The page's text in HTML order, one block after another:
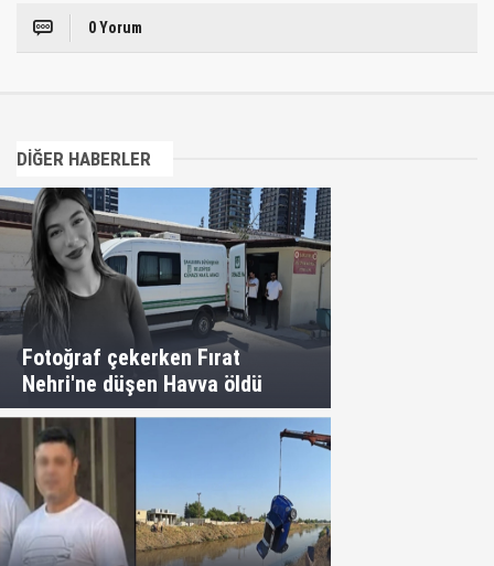
0 Yorum
DİĞER HABERLER
Fotoğraf çekerken Fırat
Nehri'ne düşen Havva öldü